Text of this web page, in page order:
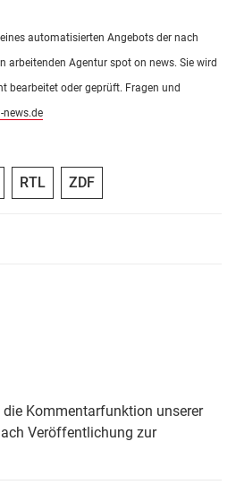
automatisierten Angebots der nach
arbeitenden Agentur spot on news. Sie wird
bearbeitet oder geprüft. Fragen und
news.de
RTL ZDF
die Kommentarfunktion unserer
Veröffentlichung zur